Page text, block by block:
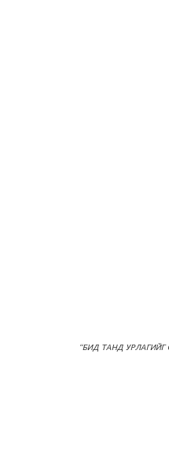
“БИД ТАНД